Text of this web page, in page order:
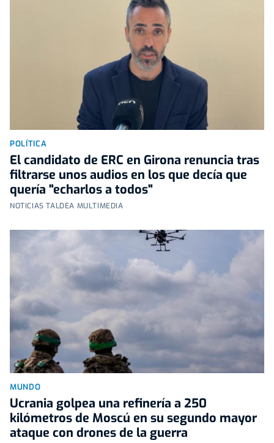
POLÍTICA
El candidato de ERC en Girona renuncia tras
filtrarse unos audios en los que decía que
quería "echarlos a todos"
NOTICIAS TALDEA MULTIMEDIA
MUNDO
Ucrania golpea una refinería a 250
kilómetros de Moscú en su segundo mayor
ataque con drones de la guerra